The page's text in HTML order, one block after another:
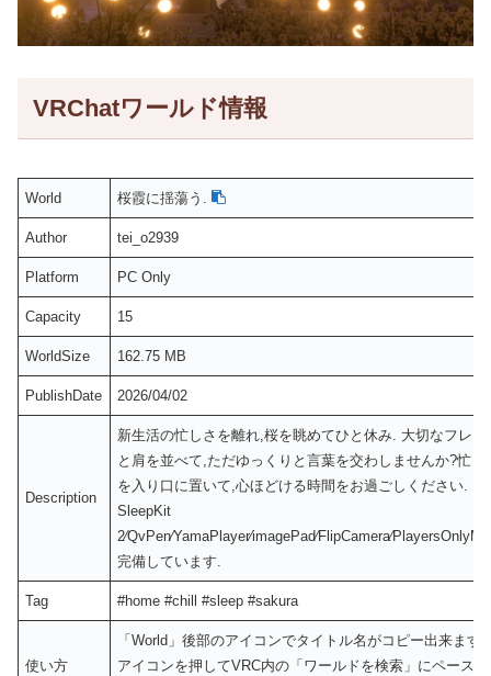
VRChatワールド情報
World 桜霞に揺蕩う.
Author tei_o2939
Platform PC Only
Capacity 15
WorldSize 162.75 MB
PublishDate 2026/04/02
Description
新生活の忙しさを離れ,桜を眺めてひと休み. 大切なフレン
と肩を並べて,ただゆっくりと言葉を交わしませんか?忙し
を入り口に置いて,心ほどける時間をお過ごしください.
SleepKit
完備しています.
Tag #home #chill #sleep #sakura
使い方
「World」後部のアイコンでタイトル名がコピー出来ます
アイコンを押してVRC内の「ワールドを検索」にペース